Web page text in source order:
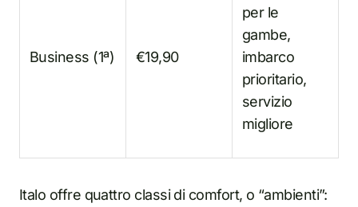
Business (1ª) €19,90
per le
gambe,
imbarco
prioritario,
servizio
migliore
Italo offre quattro classi di comfort, o “ambienti”: